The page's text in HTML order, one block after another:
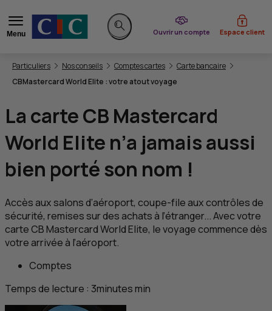
Menu
Rechercher sur le site
Ouvrir un compte
du CIC Espace client
Vous êtes ici:
Particuliers Nos conseils Comptes cartes
Carte bancaire
CBMastercard World Elite : votre atout voyage
La carteCB Mastercard
World Elite n’a jamais aussi
bien porté son nom !
Accès aux salons d’aéroport, coupe-file aux contrôles de
sécurité, remises sur des achats à l’étranger... Avec votre
carteCBMastercard World Elite, le voyage commence dès
votre arrivée à l’aéroport.
Comptes
Temps de lecture : 3minutesmin